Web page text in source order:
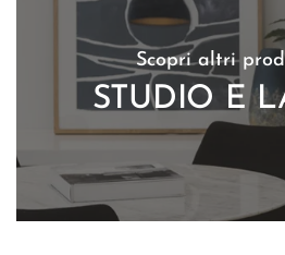
Scopri altri
STUDIO E